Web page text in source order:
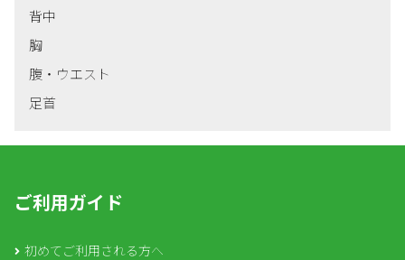
2021/03/26
を解説
背中
胸
腹・ウエスト
足首
ご利用ガイド
初めてご利用される方へ